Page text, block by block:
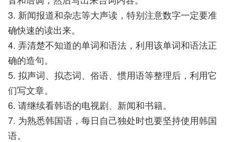
3. 新闻报道和杂志等大声读，特别注意数字一定要准
确快速的读出来。
4. 弄清楚不知道的单词和语法，利用该单词和语法正
确的造句。
5. 拟声词、拟态词、俗语、惯用语等整理后，利用它
们写文章。
6. 请继续看韩语的电视剧、新闻和书籍。
7. 为熟悉韩国语，每日自己独处时也要坚持使用韩国
语。